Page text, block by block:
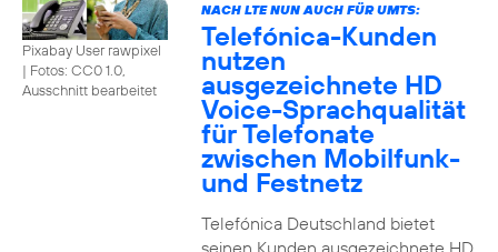
Pixabay User rawpixel
| Fotos: CC0 1.0,
Ausschnitt bearbeitet
NACH LTE NUN AUCH FÜR UMTS:
Telefónica-Kunden
nutzen
ausgezeichnete HD
Voice-Sprachqualität
für Telefonate
zwischen Mobilfunk-
und Festnetz
Telefónica Deutschland bietet
seinen Kunden ausgezeichnete HD